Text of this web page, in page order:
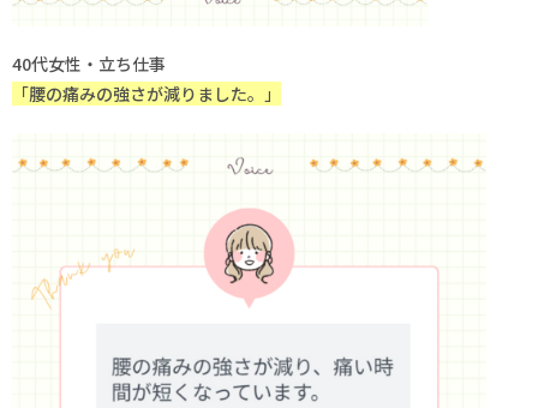
40代女性・立ち仕事
「腰の痛みの強さが減りました。」